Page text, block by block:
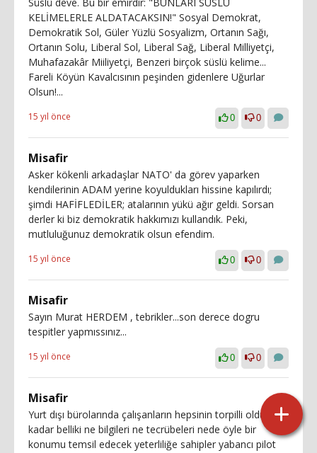
KELİMELERLE ALDATACAKSIN!" Sosyal Demokrat,
Demokratik Sol, Güler Yüzlü Sosyalizm, Ortanın Sağı,
Ortanın Solu, Liberal Sol, Liberal Sağ, Liberal Milliyetçi,
Muhafazakâr Miiliyetçi, Benzeri birçok süslü kelime...
Fareli Köyün Kavalcısının peşinden gidenlere Uğurlar
Olsun!...
15 yıl önce 0 0
Misafir
Asker kökenli arkadaşlar NATO' da görev yaparken
kendilerinin ADAM yerine koyuldukları hissine kapılırdı;
şimdi HAFİFLEDİLER; atalarının yükü ağır geldi. Sorsan
derler ki biz demokratik hakkımızı kullandık. Peki,
mutluluğunuz demokratik olsun efendim.
15 yıl önce 0 0
Misafir
Sayın Murat HERDEM , tebrikler...son derece dogru
tespitler yapmıssınız...
15 yıl önce 0 0
Misafir
Yurt dışı bürolarında çalışanların hepsinin torpilli olduğu o
kadar belliki ne bilgileri ne tecrübeleri nede öyle bir
konumu temsil edecek yeterliliğe sahipler yabancı pilot